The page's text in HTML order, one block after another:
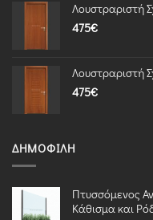
Λουστραριστή
475€
Λουστραριστή
475€
ΔΗΜΟΦΙΛΉ
Πτυσσόμενος
Κάθισμα και